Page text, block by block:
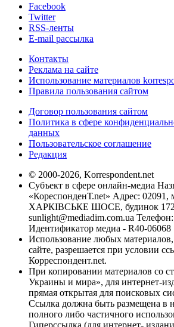
Facebook
Twitter
RSS-ленты
E-mail рассылка
Контакты
Реклама на сайте
Использование материалов
Правила пользования сайтом
Договор пользования сайтом
Политика в сфере
данных
Пользовательское соглашение
Редакция
© 2000-2026, Korrespondent.net
Субъект в сфере онлайн-медиа
«КореспонденТ.net» Адрес: 02091,
ХАРКІВСЬКЕ ШОСЕ, будинок 172-
sunlight@mediadim.com.ua
Идентификатор медиа - R40-06068
Использование любых
сайте, разрешается при условии
Корреспондент.net.
При копировании материалов со
Украины и мира», для интернет-
прямая открытая для поисковых
Ссылка должна быть размещена в
полного либо частичного
Гиперссылка (для интернет-